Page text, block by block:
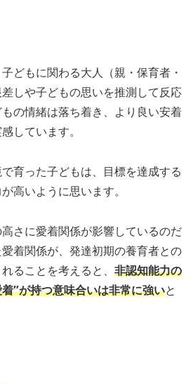
どもに関わる大人（親・保育者・
しや子どもの思いを推測して反応
の情緒は落ち着き、より良い安着
しています。
育った子どもは、目標を達成する
高いように思います。
さに愛着関係が影響しているのだ
着関係が、発達初期の養育者との
ることを考えると、 非認知能力の
″が持つ意味合いは非常に強いと